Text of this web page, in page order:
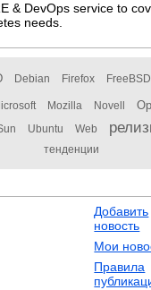
& DevOps service to
needs.
Debian Firefox FreeBSD
Mozilla Novell
Ubuntu Web
тенденции
Добавить
новость
Мои
Правила